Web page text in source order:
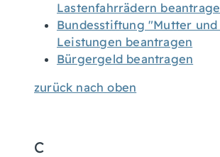
Lastenfahrrädern
Bundesstiftung "Mutter
Leistungen beantragen
Bürgergeld beantragen
zurück nach oben
C